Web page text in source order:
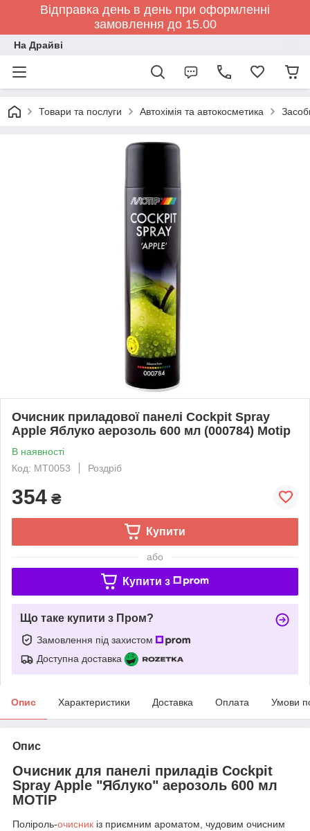
Відправка день в день при оформленні
замовлення до 15.00
На Драйві
Товари та послуги Автохімія та автокосметика
Очисник приладової панелі Cockpit Spray
Apple Яблуко аерозоль 600 мл (000784) Motip
В наявності
Код: MT0053
Роздріб
354 ₴
Купити
або
Купити з
Що таке купити з Пром?
Замовлення під захистом
Доступна доставка
Опис Характеристики Доставка Оплата Умови
Опис
Очисник для панелі приладів Cockpit
Spray Apple "Яблуко" аерозоль 600 мл
MOTIP
Поліроль-очисник із приємним ароматом, чудовим очисним